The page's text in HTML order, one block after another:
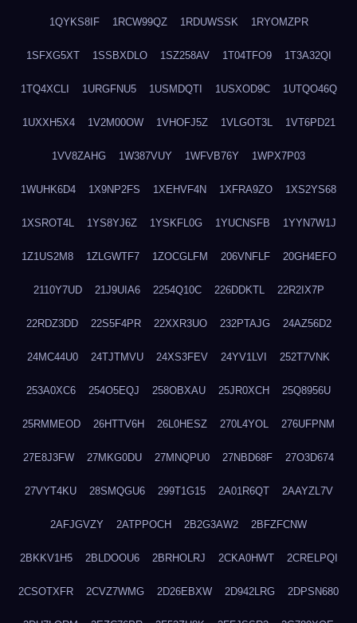
1QYKS8IF 1RCW99QZ 1RDUWSSK 1RYOMZPR
1SFXG5XT 1SSBXDLO 1SZ258AV 1T04TFO9 1T3A32QI
1TQ4XCLI 1URGFNU5 1USMDQTI 1USXOD9C 1UTQO46Q
1UXXH5X4 1V2M00OW 1VHOFJ5Z 1VLGOT3L 1VT6PD21
1VV8ZAHG 1W387VUY 1WFVB76Y 1WPX7P03
1WUHK6D4 1X9NP2FS 1XEHVF4N 1XFRA9ZO 1XS2YS68
1XSROT4L 1YS8YJ6Z 1YSKFL0G 1YUCNSFB 1YYN7W1J
1Z1US2M8 1ZLGWTF7 1ZOCGLFM 206VNFLF 20GH4EFO
2110Y7UD 21J9UIA6 2254Q10C 226DDKTL 22R2IX7P
22RDZ3DD 22S5F4PR 22XXR3UO 232PTAJG 24AZ56D2
24MC44U0 24TJTMVU 24XS3FEV 24YV1LVI 252T7VNK
253A0XC6 254O5EQJ 258OBXAU 25JR0XCH 25Q8956U
25RMMEOD 26HTTV6H 26L0HESZ 270L4YOL 276UFPNM
27E8J3FW 27MKG0DU 27MNQPU0 27NBD68F 27O3D674
27VYT4KU 28SMQGU6 299T1G15 2A01R6QT 2AAYZL7V
2AFJGVZY 2ATPPOCH 2B2G3AW2 2BFZFCNW
2BKKV1H5 2BLDOOU6 2BRHOLRJ 2CKA0HWT 2CRELPQI
2CSOTXFR 2CVZ7WMG 2D26EBXW 2D942LRG 2DPSN680